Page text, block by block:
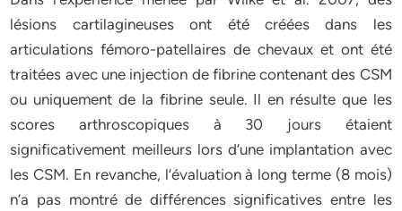
lésions cartilagineuses ont été créées dans les
articulations fémoro-patellaires de chevaux et ont été
traitées avec une injection de fibrine contenant des CSM
ou uniquement de la fibrine seule. Il en résulte que les
scores arthroscopiques à 30 jours étaient
significativement meilleurs lors d’une implantation avec
les CSM. En revanche, l’évaluation à long terme (8 mois)
n’a pas montré de différences significatives entre les